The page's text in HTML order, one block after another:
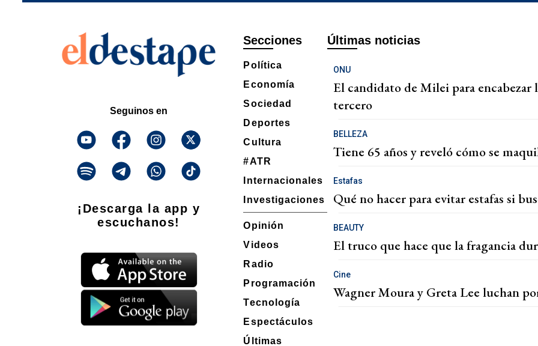
Seguinos en
¡Descarga la app y
escuchanos!
Secciones
Política
Economía
Sociedad
Deportes
Cultura
#ATR
Internacionales
Investigaciones
Opinión
Videos
Radio
Programación
Tecnología
Espectáculos
Últimas
Últimas noticias
ONU
El candidato de Milei para
tercero
BELLEZA
Tiene 65 años y reveló cómo se
Estafas
Qué no hacer para evitar estafas si
BEAUTY
El truco que hace que la fragancia
Cine
Wagner Moura y Greta Lee luchan